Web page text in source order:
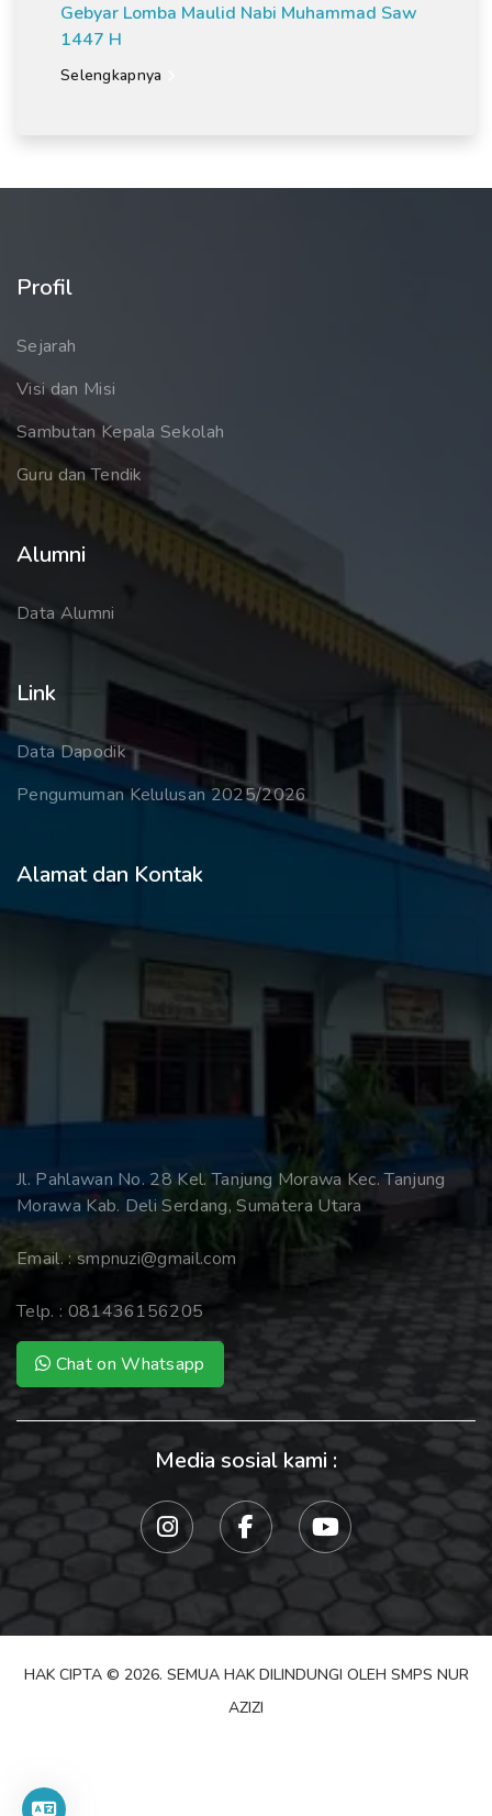
Gebyar Lomba Maulid Nabi Muhammad Saw
1447 H
Selengkapnya
Profil
Sejarah
Visi dan Misi
Sambutan Kepala Sekolah
Guru dan Tendik
Alumni
Data Alumni
Link
Data Dapodik
Pengumuman Kelulusan 2025/2026
Alamat dan Kontak
Jl. Pahlawan No. 28 Kel. Tanjung Morawa Kec. Tanjung
Morawa Kab. Deli Serdang, Sumatera Utara
Email. :smpnuzi@gmail.com
Telp. : 081436156205
Chat on Whatsapp
Media sosial kami :
HAK CIPTA © 2026. SEMUA HAK DILINDUNGI OLEH SMPS NUR
AZIZI